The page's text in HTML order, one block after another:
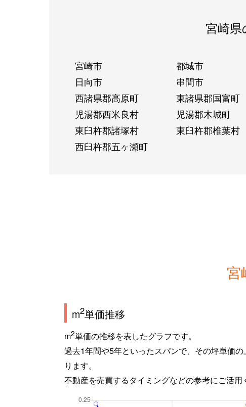
宮崎
宮崎市 都城市
日向市
串間市
西諸県郡高原町
東諸県郡国富町
児湯郡西米良村
児湯郡木城町
東臼杵郡諸塚村
東臼杵郡椎葉村
西臼杵郡五ヶ瀬町
宮
m2単価推移
m2単価の推移を表したグラフです。
過去1年間や5年といったスパンで、その坪単価
ります。
不動産を売買するタイミングなどの参考にご活用